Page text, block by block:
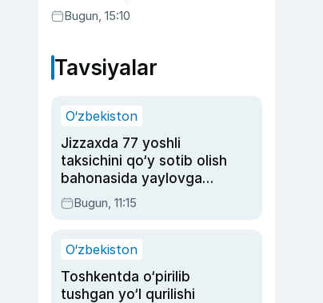
etilishi mumkin
Bugun, 15:10
Tavsiyalar
O‘zbekiston
Jizzaxda 77 yoshli
taksichini qo‘y sotib olish
bahonasida yaylovga
olib borib o‘ldirgan yigit
20 yilga qamaldi
Bugun, 11:15
O‘zbekiston
Toshkentda o‘pirilib
tushgan yo‘l qurilishi